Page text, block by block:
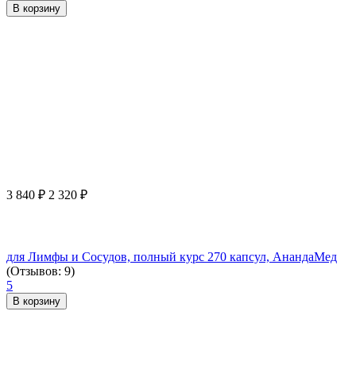
В корзину
3 840 ₽ 2 320 ₽
для Лимфы и Сосудов, полный курс 270 капсул, АнандаМед
(Отзывов: 9)
5
В корзину